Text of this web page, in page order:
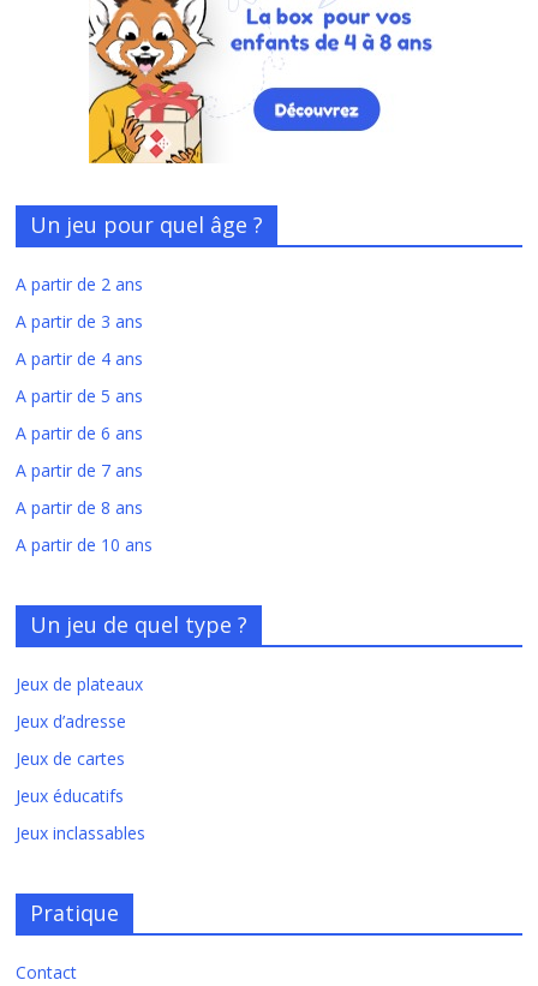
Un jeu pour quel âge ?
A partir de 2 ans
A partir de 3 ans
A partir de 4 ans
A partir de 5 ans
A partir de 6 ans
A partir de 7 ans
A partir de 8 ans
A partir de 10 ans
Un jeu de quel type ?
Jeux de plateaux
Jeux d’adresse
Jeux de cartes
Jeux éducatifs
Jeux inclassables
Pratique
Contact